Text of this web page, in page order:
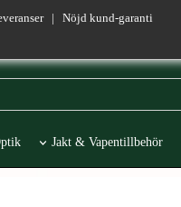
| Nöjd kund-garanti
Jakt & Vapentillbehör